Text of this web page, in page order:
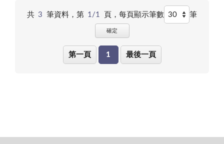
共 3 筆資料，第 1/1 頁， 每頁顯示筆數 筆
確定
第一頁 1 最後一頁